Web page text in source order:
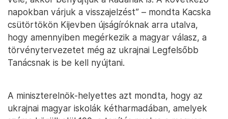
napokban várjuk a visszajelzést” – mondta Kacska
csütörtökön Kijevben újságíróknak arra utalva,
hogy amennyiben megérkezik a magyar válasz, a
törvénytervezetet még az ukrajnai Legfelsőbb
Tanácsnak is be kell nyújtani.
A miniszterelnök-helyettes azt mondta, hogy az
ukrajnai magyar iskolák kétharmadában, amelyek